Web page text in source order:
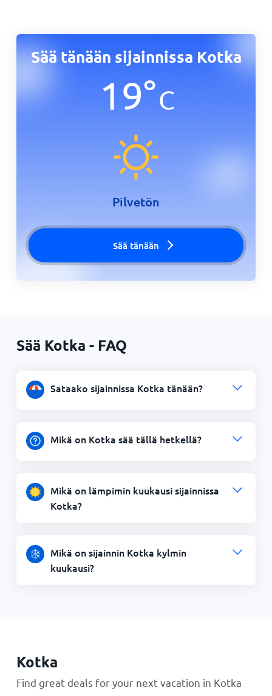
Sää tänään sijainnissa Kotka
19°C
Pilvetön
Sää tänään
Sää Kotka - FAQ
Sataako sijainnissa Kotka tänään?
Mikä on Kotka sää tällä hetkellä?
Mikä on lämpimin kuukausi sijainnissa
Kotka?
Mikä on sijainnin Kotka kylmin
kuukausi?
Kotka
Find great deals for your next vacation in Kotka